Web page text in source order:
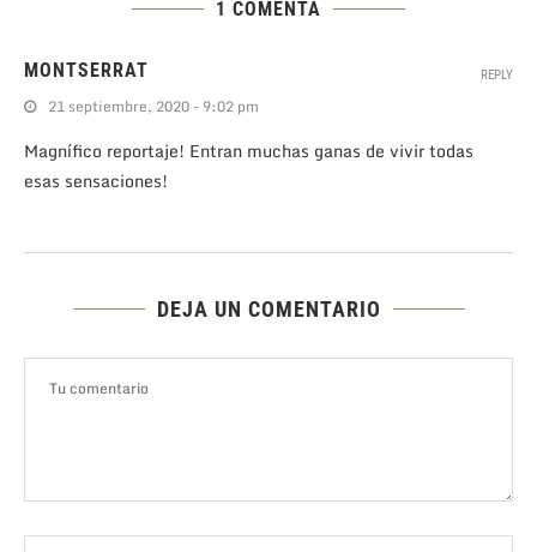
1 COMENTA
MONTSERRAT
21 septiembre, 2020 - 9:02 pm
Magnífico reportaje! Entran muchas ganas de vivir todas
esas sensaciones!
REPLY
DEJA UN COMENTARIO